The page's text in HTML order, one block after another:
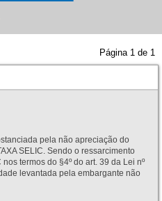
Página 1 de 1
pela não apreciação do
SELIC. Sendo o ressarcimento
termos do §4º do art. 39 da Lei nº
levantada pela embargante não